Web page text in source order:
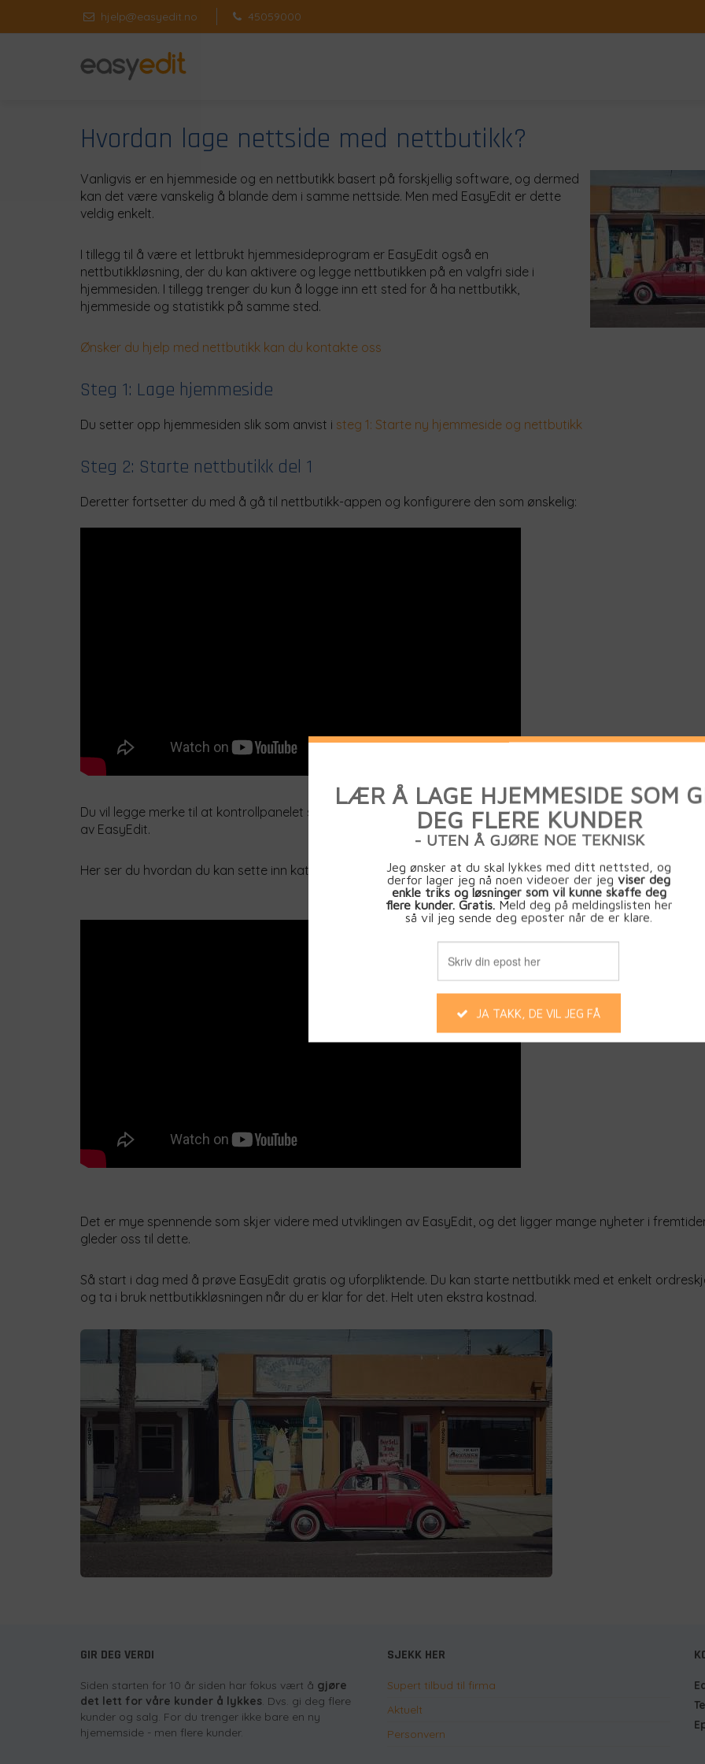
hjelp@easyedit.no 45059000
Hvordan lage nettside med nettbutikk?
Vanligvis er en hjemmeside og en nettbutikk basert på forskjellig software, og dermed
kan det være vanskelig å blande dem i samme nettside. Men med EasyEdit er dette
veldig enkelt.
I tillegg til å være et lettbrukt hjemmesideprogram er EasyEdit også en
nettbutikkløsning, der du kan aktivere og legge nettbutikken på en valgfri side i
hjemmesiden. I tillegg trenger du kun å logge inn ett sted for å ha nettbutikk,
hjemmeside og statistikk på samme sted.
Ønsker du hjelp med nettbutikk kan du kontakte oss
Steg 1: Lage hjemmeside
Du setter opp hjemmesiden slik som anvist i steg 1: Starte ny hjemmeside og nettbutikk
Steg 2: Starte nettbutikk del 1
Deretter fortsetter du med å gå til nettbutikk-appen og konfigurere den som ønskelig:
Du vil legge merke til at kontrollpanelet ser annerledes ut nå. Videoen er spilt inn i versjon 5, men vi nå er i
av EasyEdit.
Her ser du hvordan du kan sette inn kategori og produkt i nettbutikken - og dermed få dette vist frem i din
Det er mye spennende som skjer videre med utviklingen av EasyEdit, og det ligger mange nyheter i
gleder oss til dette.
Så start i dag med å prøve EasyEdit gratis og uforpliktende. Du kan starte nettbutikk med et enkelt
og ta i bruk nettbutikkløsningen når du er klar for det. Helt uten ekstra kostnad.
GIR DEG VERDI
Siden starten for 10 år siden har fokus vært å gjøre
det lett for våre kunder å lykkes. Dvs. gi deg flere
kunder og salg. For du trenger ikke bare en ny
hjememside - men flere kunder.
SJEKK HER
Supert tilbud til firma
Aktuelt
Personvern